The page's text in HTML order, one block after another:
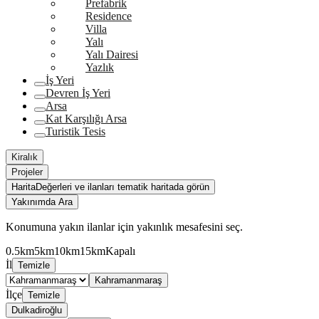
Prefabrik
Residence
Villa
Yalı
Yalı Dairesi
Yazlık
İş Yeri
Devren İş Yeri
Arsa
Kat Karşılığı Arsa
Turistik Tesis
Kiralık
Projeler
HaritaDeğerleri ve ilanları tematik haritada görün
Yakınımda Ara
Konumuna yakın ilanlar için yakınlık mesafesini seç.
0.5km5km10km15kmKapalı
İl Temizle
Kahramanmaraş
İlçe Temizle
Dulkadiroğlu